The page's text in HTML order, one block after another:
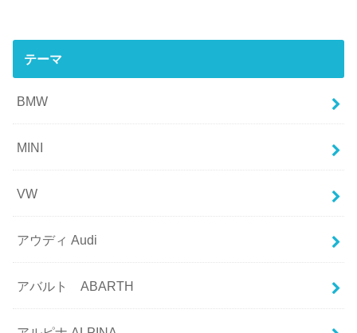
テーマ
BMW
MINI
VW
アウディ Audi
アバルト ABARTH